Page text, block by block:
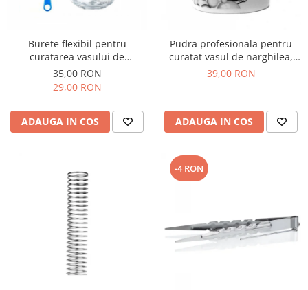
Burete flexibil pentru
curatarea vasului de
narghilea
35,00 RON
29,00 RON
ADAUGA IN COS
Pudra profesionala pentru
curatat vasul de narghilea,
150g, Schmand Weg
39,00 RON
ADAUGA IN COS
-4 RON